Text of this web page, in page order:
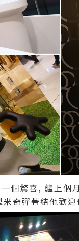
個驚喜, 繼上個
米奇彈著結他歡